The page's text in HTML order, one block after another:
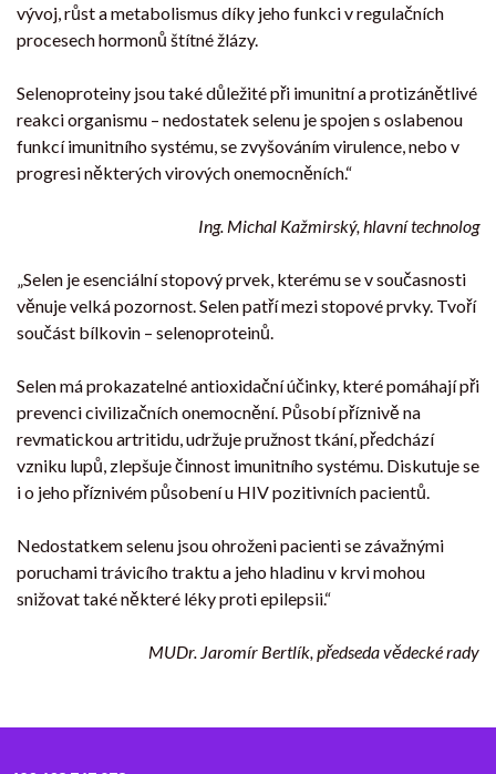
vývoj, růst a metabolismus díky jeho funkci v regulačních
procesech hormonů štítné žlázy.
Selenoproteiny jsou také důležité při imunitní a protizánětlivé
reakci organismu – nedostatek selenu je spojen s oslabenou
funkcí imunitního systému, se zvyšováním virulence, nebo v
progresi některých virových onemocněních.“
Ing. Michal Kažmirský, hlavní technolog
„Selen je esenciální stopový prvek, kterému se v současnosti
věnuje velká pozornost. Selen patří mezi stopové prvky. Tvoří
součást bílkovin – selenoproteinů.
Selen má prokazatelné antioxidační účinky, které pomáhají při
prevenci civilizačních onemocnění. Působí příznivě na
revmatickou artritidu, udržuje pružnost tkání, předchází
vzniku lupů, zlepšuje činnost imunitního systému. Diskutuje se
i o jeho příznivém působení u HIV pozitivních pacientů.
Nedostatkem selenu jsou ohroženi pacienti se závažnými
poruchami trávicího traktu a jeho hladinu v krvi mohou
snižovat také některé léky proti epilepsii.“
MUDr. Jaromír Bertlík, předseda vědecké rady